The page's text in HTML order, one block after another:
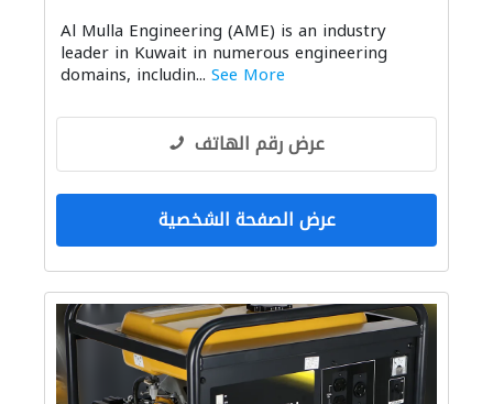
الصيانة الكهربائية ميكانيكيون
مقاولون لمكافحة الحريق الإنارة
Al Mulla Engineering (AME) is an industry
leader in Kuwait in numerous engineering
domains, includin... See More
عرض رقم الهاتف
عرض الصفحة الشخصية